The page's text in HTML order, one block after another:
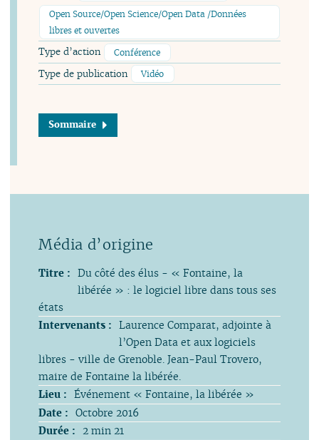
Open Source/Open Science/Open Data /Données
libres et ouvertes
Type d’action Conférence
Type de publication Vidéo
Sommaire
Titre : Du côté des élus - « Fontaine, la
libérée » : le logiciel libre dans tous ses
états
Intervenants : Laurence Comparat, adjointe à
l’Open Data et aux logiciels
libres - ville de Grenoble. Jean-Paul Trovero,
maire de Fontaine la libérée.
Lieu : Événement « Fontaine, la libérée »
Date : Octobre 2016
Durée :
2 min 21